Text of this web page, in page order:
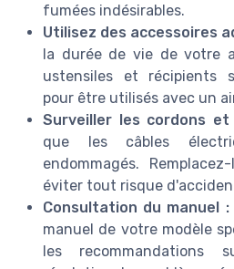
fumées indésirables.
Utilisez des accessoires
la durée de vie de votre
ustensiles et récipients
pour être utilisés avec un
Surveiller les cordons
que les câbles
endommagés.
éviter tout risque
Consultation du manuel :
manuel de votre modèle
les